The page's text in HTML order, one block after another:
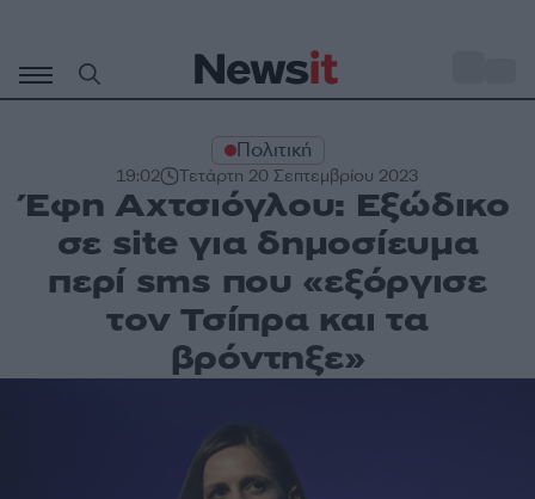
περιεχόμενο
Πολιτική
19:02 Τετάρτη 20 Σεπτεμβρίου 2023
Έφη Αχτσιόγλου: Εξώδικο
σε site για δημοσίευμα
περί sms που «εξόργισε
τον Τσίπρα και τα
βρόντηξε»